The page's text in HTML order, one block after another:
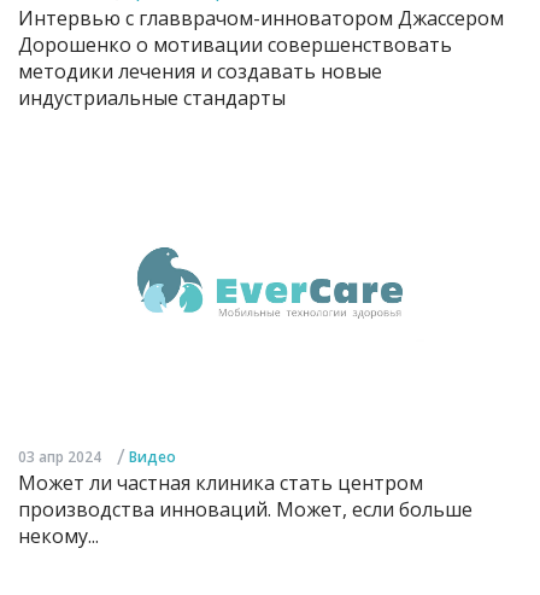
Интервью с главврачом-инноватором Джассером
Дорошенко о мотивации совершенствовать
методики лечения и создавать новые
индустриальные стандарты
03 апр 2024 / Видео
Может ли частная клиника стать центром
производства инноваций. Может, если больше
некому...